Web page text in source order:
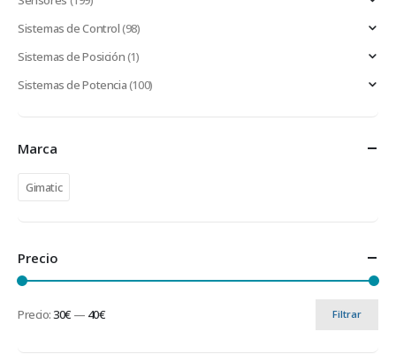
Sistemas de Control(98)
Sistemas de Posición(1)
Sistemas de Potencia(100)
Marca
Gimatic
Precio
Filtrar
Precio:30€ — 40€